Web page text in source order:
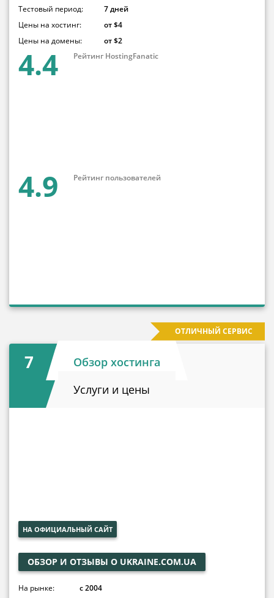
Тестовый период:
7 дней
Цены на хостинг:
от $4
Цены на домены:
от $2
4.4 Рейтинг HostingFanatic
4.9 Рейтинг пользователей
7
Обзор хостинга
Услуги и цены
ОТЛИЧНЫЙ СЕРВИС
НА ОФИЦИАЛЬНЫЙ САЙТ
ОБЗОР И ОТЗЫВЫ О UKRAINE.COM.UA
На рынке:
с 2004